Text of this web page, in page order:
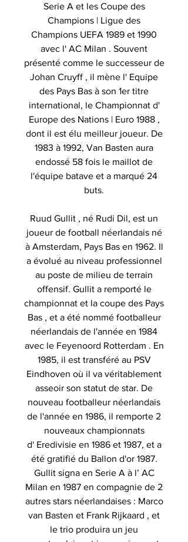
Serie A et les Coupe des
Champions | Ligue des
Champions UEFA 1989 et 1990
avec l' AC Milan . Souvent
présenté comme le successeur de
Johan Cruyff , il mène l' Equipe
des Pays Bas à son 1er titre
international, le Championnat d'
Europe des Nations | Euro 1988 ,
dont il est élu meilleur joueur. De
1983 à 1992, Van Basten aura
endossé 58 fois le maillot de
l'équipe batave et a marqué 24
buts.
Ruud Gullit , né Rudi Dil, est un
joueur de football néerlandais né
à Amsterdam, Pays Bas en 1962. Il
a évolué au niveau professionnel
au poste de milieu de terrain
offensif. Gullit a remporté le
championnat et la coupe des Pays
Bas , et a été nommé footballeur
néerlandais de l'année en 1984
avec le Feyenoord Rotterdam . En
1985, il est transféré au PSV
Eindhoven où il va véritablement
asseoir son statut de star. De
nouveau footballeur néerlandais
de l'année en 1986, il remporte 2
nouveaux championnats
d' Eredivisie en 1986 et 1987, et a
été gratifié du Ballon d'or 1987.
Gullit signa en Serie A à l’ AC
Milan en 1987 en compagnie de 2
autres stars néerlandaises : Marco
van Basten et Frank Rijkaard , et
le trio produira un jeu